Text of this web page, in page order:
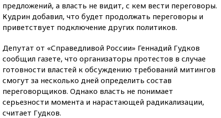
предложений, а власть не видит, с кем вести переговоры.
Кудрин добавил, что будет продолжать переговоры и
приветствует подключение других политиков.
Депутат от «Справедливой России» Геннадий Гудков
сообщил газете, что организаторы протестов в случае
готовности властей к обсуждению требований митингов
смогут за несколько дней определить состав
переговорщиков. Однако власть не понимает
серьезности момента и нарастающей радикализации,
считает Гудков.